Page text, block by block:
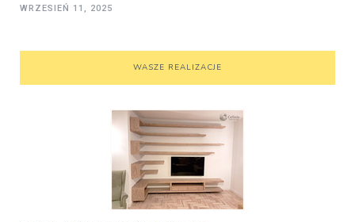
WRZESIEŃ 11, 2025
WASZE REALIZACJE